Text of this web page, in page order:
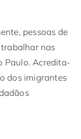
pessoas de
nas
Paulo. Acredita-
dos imigrantes